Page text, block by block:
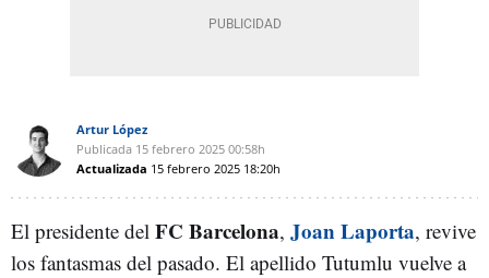
Artur López
Publicada 15 febrero 2025 00:58h
Actualizada 15 febrero 2025 18:20h
El presidente del FC Barcelona, Joan Laporta, revive
los fantasmas del pasado. El apellido Tutumlu vuelve a